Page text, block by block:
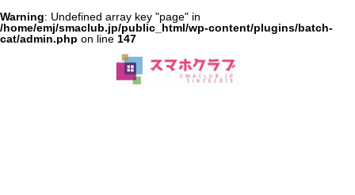
Warning: Undefined array key "page" in
/home/emj/smaclub.jp/public_html/wp-content/plugins/batch-
cat/admin.php on line 147